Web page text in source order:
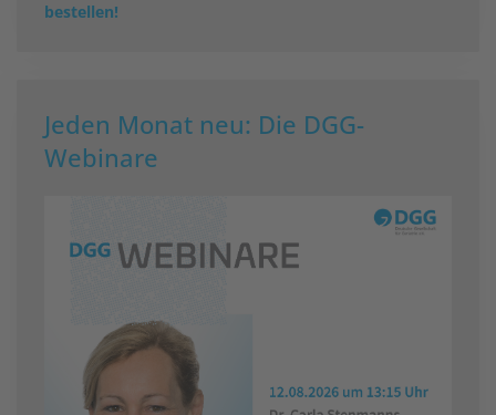
bestellen!
Jeden Monat neu: Die DGG-
Webinare